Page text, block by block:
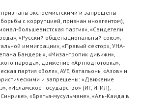
признаны экстремистскими и запрещены
с коррупцией, признан иноагентом),
большевистская партия», «Свидетели
«Русский общенациональный союз»,
иммиграции», «Правый сектор», УНА-
Бандеры», «Мизантропик дивижн»,
народа», движение «Артподготовка»,
партия «Воля», АУЕ, батальоны «Азов» и
и запрещены: «Движение
«Исламское государство» (ИГ, ИГИЛ),
«Братья-мусульмане», «Аль-Каида в